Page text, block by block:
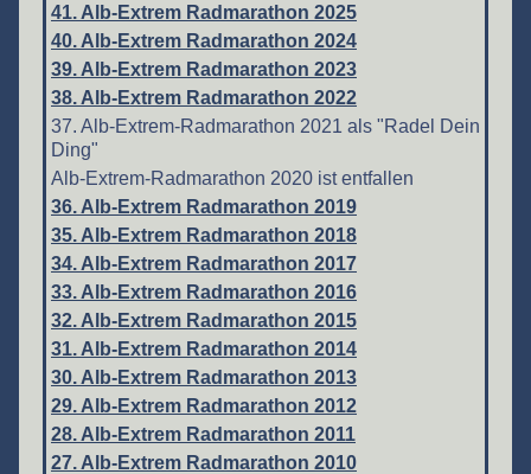
41. Alb-Extrem Radmarathon 2025
40. Alb-Extrem Radmarathon 2024
39. Alb-Extrem Radmarathon 2023
38. Alb-Extrem Radmarathon 2022
37. Alb-Extrem-Radmarathon 2021 als "Radel Dein
Ding"
Alb-Extrem-Radmarathon 2020 ist entfallen
36. Alb-Extrem Radmarathon 2019
35. Alb-Extrem Radmarathon 2018
34. Alb-Extrem Radmarathon 2017
33. Alb-Extrem Radmarathon 2016
32. Alb-Extrem Radmarathon 2015
31. Alb-Extrem Radmarathon 2014
30. Alb-Extrem Radmarathon 2013
29. Alb-Extrem Radmarathon 2012
28. Alb-Extrem Radmarathon 2011
27. Alb-Extrem Radmarathon 2010